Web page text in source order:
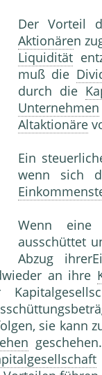
Der Vorteil
Aktionären
Liquidität
muß die
durch die
Unternehmen
Altaktionäre
Ein
wenn sich
Wenn eine
ausschüttet
Abzug
an ihre
sie kann